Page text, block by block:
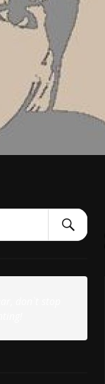
Search
Submit